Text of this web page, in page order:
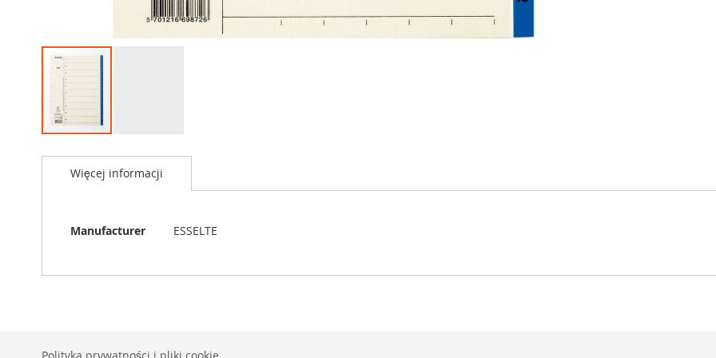
na
początekWięcej informacji
Więcej
Manufacturer ESSELTE